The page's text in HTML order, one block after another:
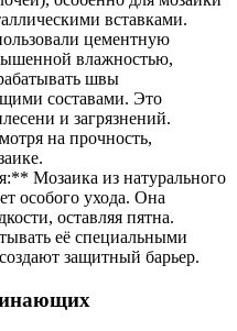
вставками.
цементную
влажностью,
швы
составами. Это
и загрязнений.
на прочность,
Мозаика из натурального
особого ухода. Она
оставляя пятна.
её специальными
защитный барьер.